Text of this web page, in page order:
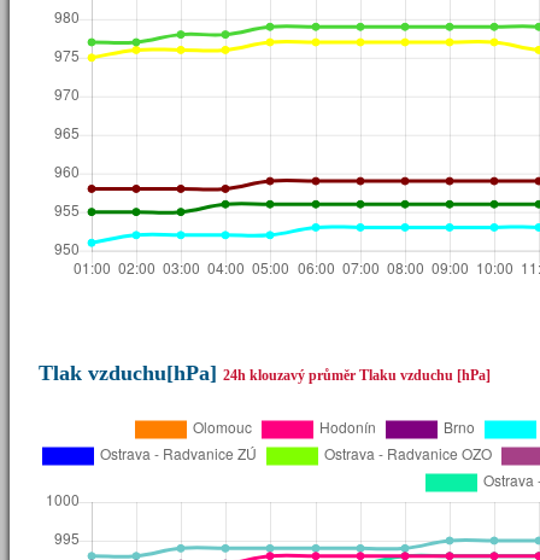
Tlak vzduchu[hPa] 24h klouzavý průměr Tlaku vzduchu [hPa]